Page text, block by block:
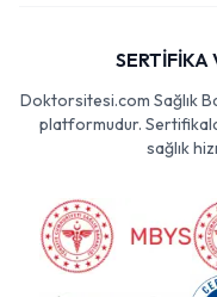
SERTİFİKA
Doktorsitesi.com Sağlık
platformudur.
sağlık